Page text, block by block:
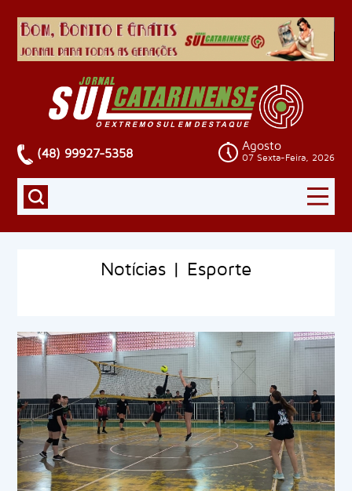
(48) 99927-5358
Agosto
07 Sexta-Feira, 2026
Notícias | Esporte